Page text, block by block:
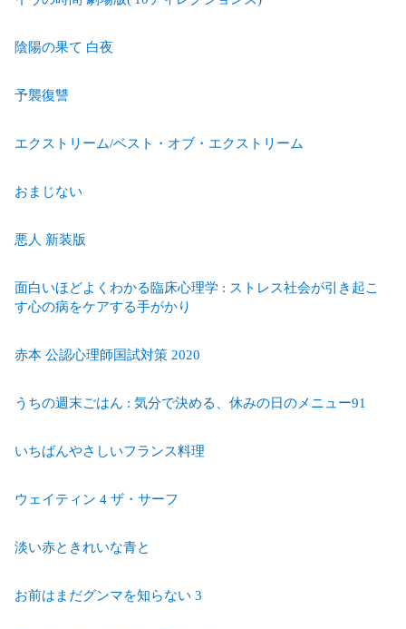
陰陽の果て 白夜
予襲復讐
エクストリーム/ベスト・オブ・エクストリーム
おまじない
悪人 新装版
面白いほどよくわかる臨床心理学 : ストレス社会が引き起こ
す心の病をケアする手がかり
赤本 公認心理師国試対策 2020
うちの週末ごはん : 気分で決める、休みの日のメニュー91
いちばんやさしいフランス料理
ウェイティン 4 ザ・サーフ
淡い赤ときれいな青と
お前はまだグンマを知らない 3